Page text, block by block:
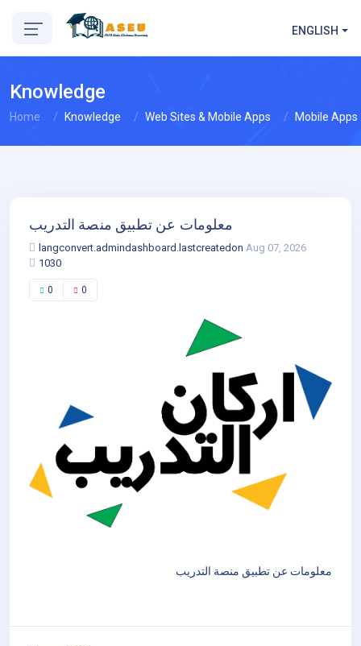
ENGLISH
Knowledge
Home Knowledge Web Sites & Mobile Apps Mobile Apps
معلومات عن تطبيق منصة التدريب
langconvert.admindashboard.lastcreatedon Aug 07, 2026
1030
0 0
معلومات عن تطبيق منصة التدريب